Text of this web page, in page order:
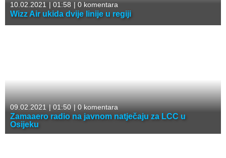
10.02.2021 | 01:58 | 0 komentara
Wizz Air ukida dvije linije u regiji
09.02.2021 |01:50 |0 komentara
Zamaaero radio na javnom natječaju za LCC u
Osijeku